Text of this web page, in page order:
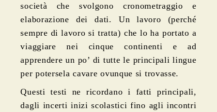
società che svolgono cronometraggio e
elaborazione dei dati. Un lavoro (perché
sempre di lavoro si tratta) che lo ha portato a
viaggiare nei cinque continenti e ad
apprendere un po’ di tutte le principali lingue
per potersela cavare ovunque si trovasse.
Questi testi ne ricordano i fatti principali,
dagli incerti inizi scolastici fino agli incontri